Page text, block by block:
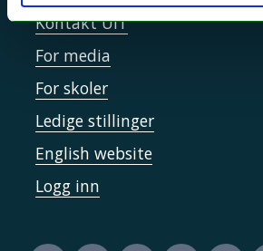
Kontakt UiT
For media
For skoler
Ledige stillinger
English website
Logg inn